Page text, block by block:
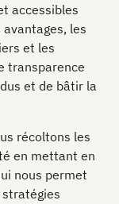
accessibles
les
et les
transparence
et de bâtir la
récoltons les
en mettant en
nous permet